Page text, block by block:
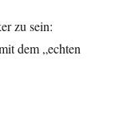
zu sein:
dem „echten